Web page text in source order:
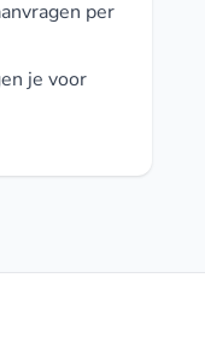
per
je voor